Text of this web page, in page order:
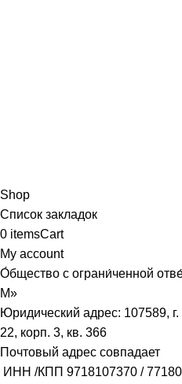
Shop
Список закладок
0 itemsCart
My account
О́бщество с ограни́ченной
М»
Юридический адрес: 107589,
22, корп. 3, кв. 366
Почтовый адрес совпадает
ИНН /КПП 9718107370 /